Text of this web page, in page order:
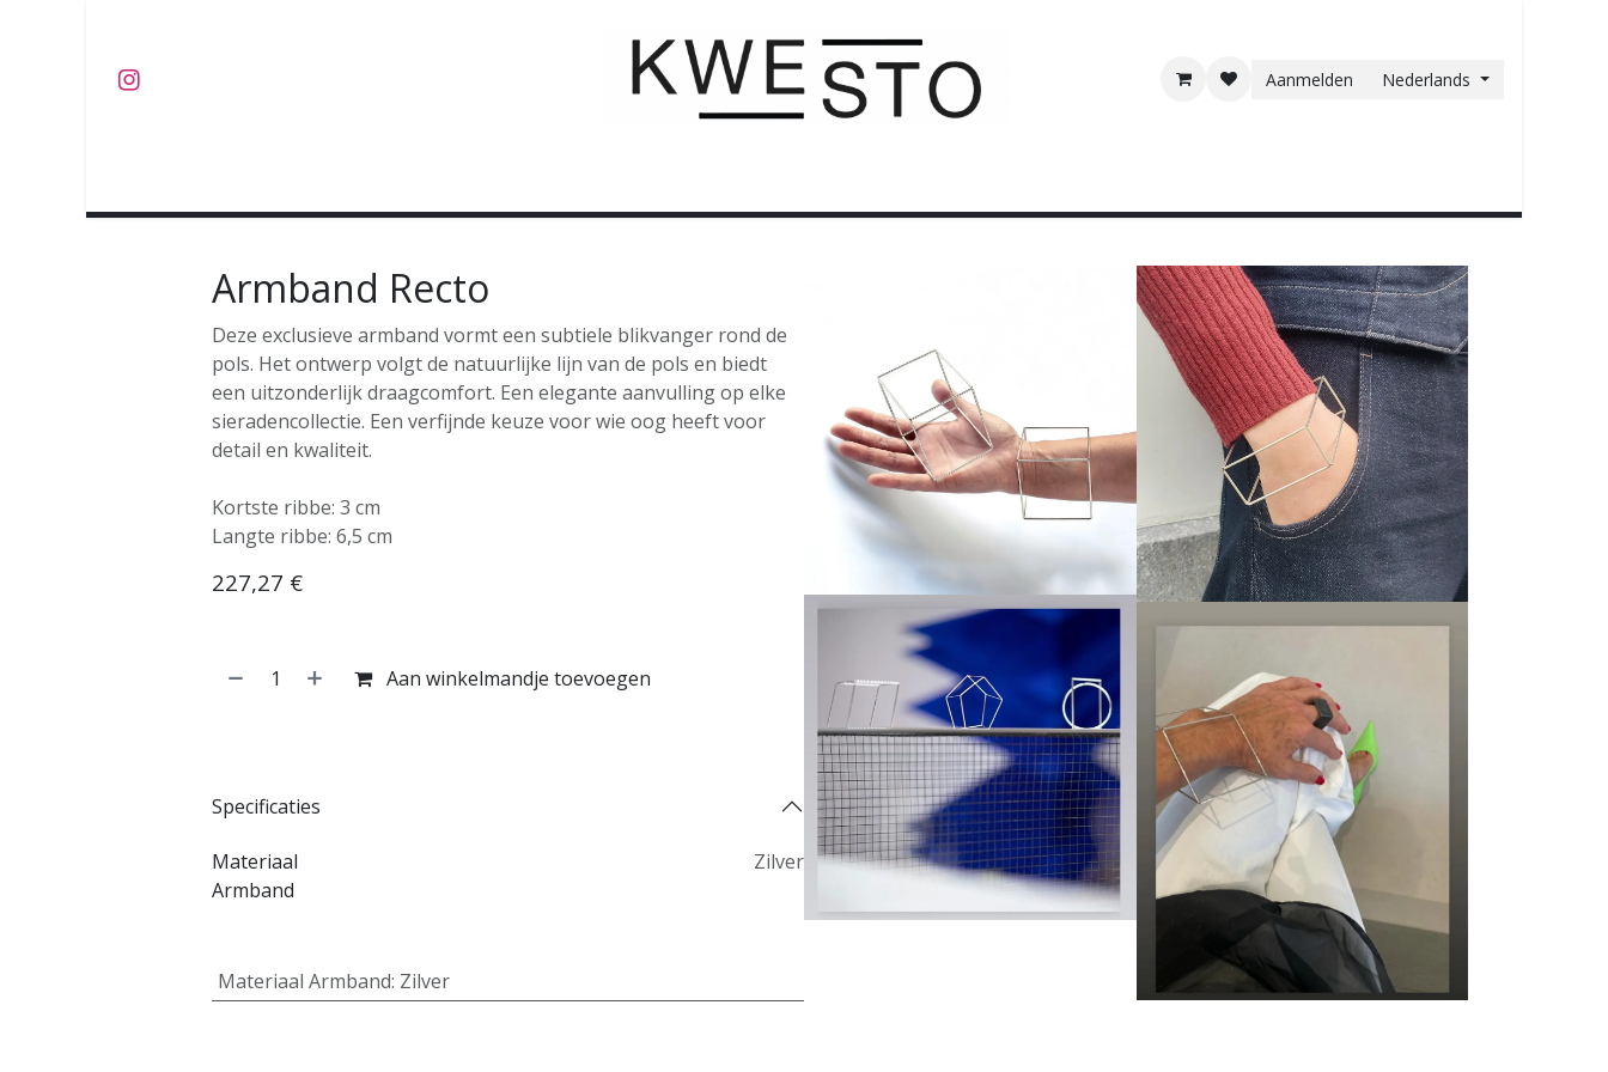
Aanmelden Nederlands
Armband Recto
Deze exclusieve armband vormt een subtiele blikvanger rond de
pols. Het ontwerp volgt de natuurlijke lijn van de pols en biedt
een uitzonderlijk draagcomfort. Een elegante aanvulling op elke
sieradencollectie. Een verfijnde keuze voor wie oog heeft voor
detail en kwaliteit.
Kortste ribbe: 3 cm
Langte ribbe: 6,5 cm
227,27 €
Aan winkelmandje toevoegen
Specificaties
Materiaal
Armband
Zilver
Materiaal Armband: Zilver